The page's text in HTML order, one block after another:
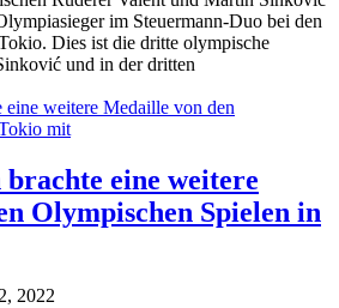
im Steuermann-Duo bei den
Dies ist die dritte olympische
und in der dritten
eine weitere
Olympischen Spielen in
2022